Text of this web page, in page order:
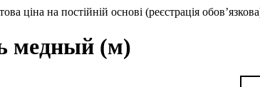
ціна на постійній основі (реєстрація
медный (м)